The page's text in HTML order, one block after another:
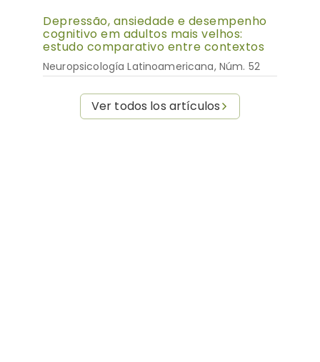
Depressão, ansiedade e desempenho
cognitivo em adultos mais velhos:
estudo comparativo entre contextos
Neuropsicología Latinoamericana, Núm. 52
Ver todos los artículos